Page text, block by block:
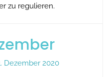
zu regulieren.
Dezember 2020